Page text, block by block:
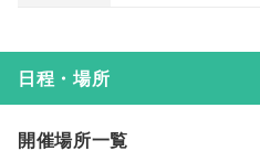
日程・場所
開催場所一覧